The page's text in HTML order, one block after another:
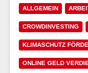
ALLGEMEIN
CROWDINVESTING
KLIMASCHUTZ
ONLINE GELD